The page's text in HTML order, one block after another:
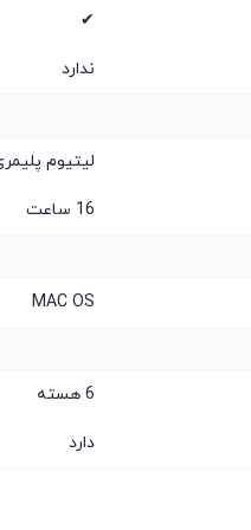
✔
ندارد
لیتیوم
16 ساعت
MAC OS
6 هسته
دارد